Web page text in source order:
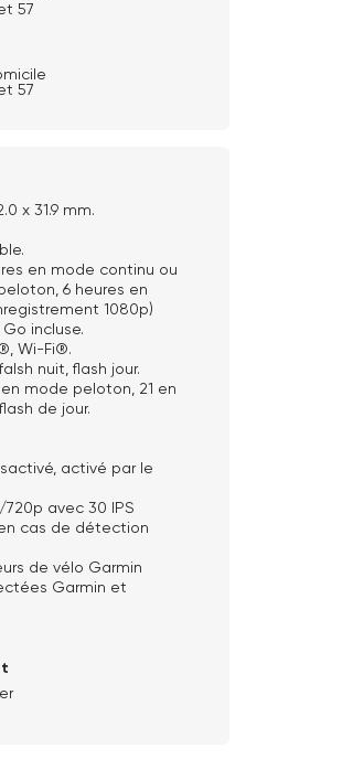
57
57
x 31.9 mm.
en mode continu ou
6 heures en
1080p)
incluse.
Wi-Fi®.
nuit, flash jour.
mode peloton, 21 en
de jour.
activé par le
avec 30 IPS
cas de détection
de vélo Garmin
Garmin et